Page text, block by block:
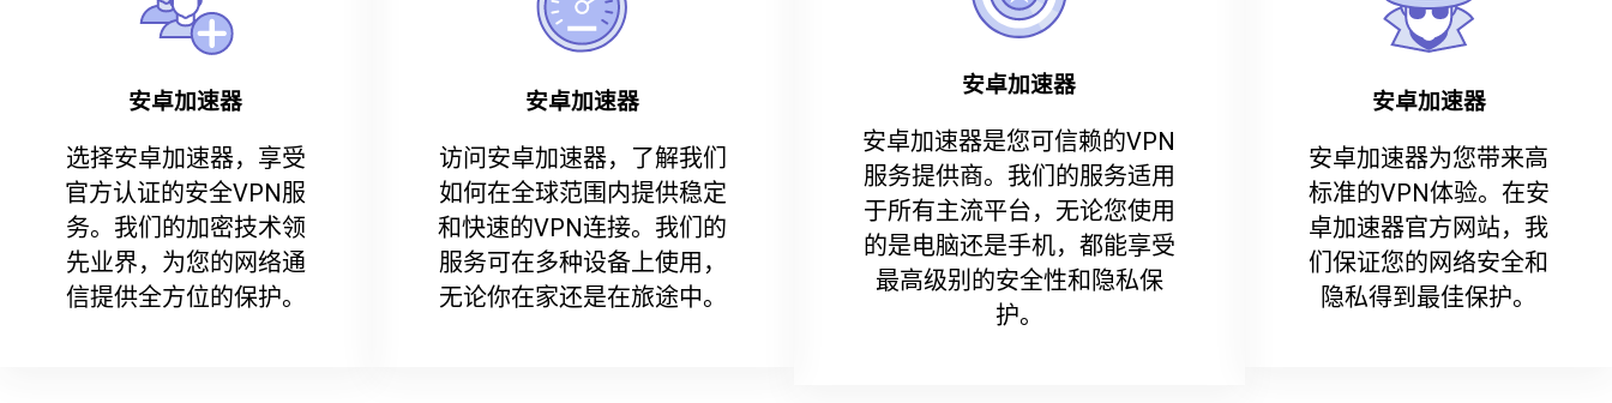
安卓加速器
选择安卓加速器，享受
官方认证的安全VPN服
务。我们的加密技术领
先业界，为您的网络通
信提供全方位的保护。
安卓加速器
访问安卓加速器，了解我们
如何在全球范围内提供稳定
和快速的VPN连接。我们的
服务可在多种设备上使用，
无论你在家还是在旅途中。
安卓加速器
安卓加速器是您可信赖的VPN
服务提供商。我们的服务适用
于所有主流平台，无论您使用
的是电脑还是手机，都能享受
最高级别的安全性和隐私保
护。
安卓加速器
安卓加速器为您带来高
标准的VPN体验。在安
卓加速器官方网站，我
们保证您的网络安全和
隐私得到最佳保护。